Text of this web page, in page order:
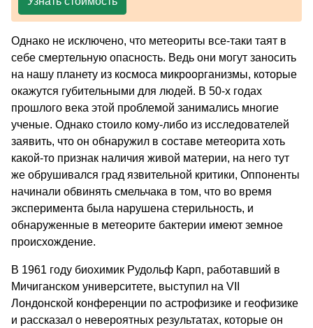
Однако не исключено, что метеориты все-таки таят в
себе смертельную опасность. Ведь они могут заносить
на нашу планету из космоса микроорганизмы, которые
окажутся губительными для людей. В 50-х годах
прошлого века этой проблемой занимались многие
ученые. Однако стоило кому-либо из исследователей
заявить, что он обнаружил в составе метеорита хоть
какой-то признак наличия живой материи, на него тут
же обрушивался град язвительной критики, Оппоненты
начинали обвинять смельчака в том, что во время
эксперимента была нарушена стерильность, и
обнаруженные в метеорите бактерии имеют земное
происхождение.
В 1961 году биохимик Рудольф Карп, работавший в
Мичиганском университете, выступил на VII
Лондонской конференции по астрофизике и геофизике
и рассказал о невероятных результатах, которые он